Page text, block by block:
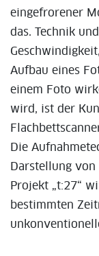
eingefrorener
das. Technik
Aufbau eines
einem Foto
wird, ist der
Die
Darstellung
Projekt „t:27“
bestimmten